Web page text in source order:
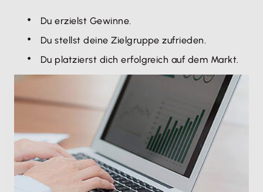
Du erzielst Gewinne.
Du stellst deine Zielgruppe zufrieden.
Du platzierst dich erfolgreich auf dem Markt.